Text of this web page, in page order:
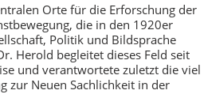
Orte für die Erforschung der
die in den 1920er
Politik und Bildsprache
Herold begleitet dieses Feld seit
und verantwortete zuletzt die viel
zur Neuen Sachlichkeit in der